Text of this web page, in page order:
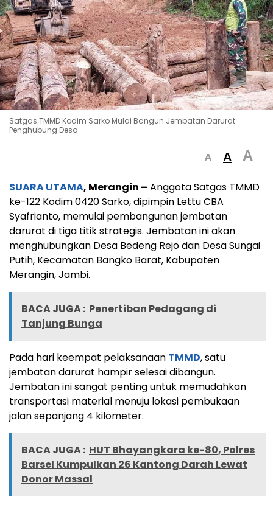
Satgas TMMD Kodim Sarko Mulai Bangun Jembatan Darurat
Penghubung Desa
A A A
SUARA UTAMA, Merangin – Anggota Satgas TMMD
ke-122 Kodim 0420 Sarko, dipimpin Lettu CBA
Syafrianto, memulai pembangunan jembatan
darurat di tiga titik strategis. Jembatan ini akan
menghubungkan Desa Bedeng Rejo dan Desa Sungai
Putih, Kecamatan Bangko Barat, Kabupaten
Merangin, Jambi.
BACA JUGA : Penertiban Pedagang di
Tanjung Bunga
Pada hari keempat pelaksanaan TMMD, satu
jembatan darurat hampir selesai dibangun.
Jembatan ini sangat penting untuk memudahkan
transportasi material menuju lokasi pembukaan
jalan sepanjang 4 kilometer.
BACA JUGA : HUT Bhayangkara ke-80, Polres
Barsel Kumpulkan 26 Kantong Darah Lewat
Donor Massal